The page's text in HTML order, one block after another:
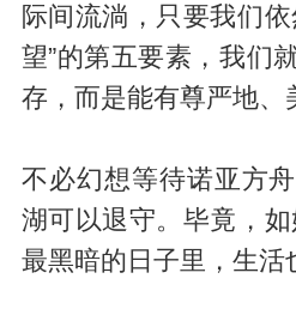
际间流淌，只要我们
望”的第五要素，我们
存，而是能有尊严地、
不必幻想等待诺亚方
湖可以退守。毕竟，
最黑暗的日子里，生活